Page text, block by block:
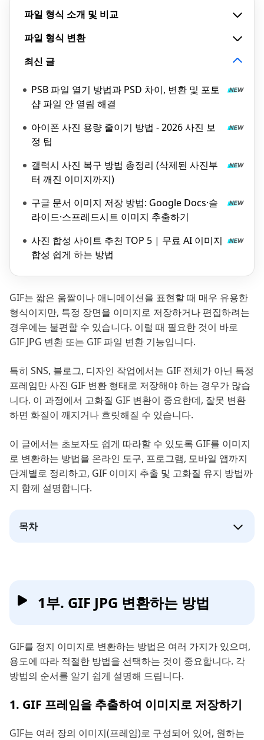
파일 형식 소개 및 비교
파일 형식 변환
최신 글
PSB 파일 열기 방법과 PSD 차이, 변환 및 포토
샵 파일 안 열림 해결
아이폰 사진 용량 줄이기 방법 - 2026 사진 보
정 팁
갤럭시 사진 복구 방법 총정리 (삭제된 사진부
터 깨진 이미지까지)
구글 문서 이미지 저장 방법: Google Docs·슬
라이드·스프레드시트 이미지 추출하기
사진 합성 사이트 추천 TOP 5 | 무료 AI 이미지
합성 쉽게 하는 방법
GIF는 짧은 움짤이나 애니메이션을 표현할 때 매우 유용한
형식이지만, 특정 장면을 이미지로 저장하거나 편집하려는
경우에는 불편할 수 있습니다. 이럴 때 필요한 것이 바로
GIF JPG 변환 또는 GIF 파일 변환 기능입니다.
특히 SNS, 블로그, 디자인 작업에서는 GIF 전체가 아닌 특정
프레임만 사진 GIF 변환 형태로 저장해야 하는 경우가 많습
니다. 이 과정에서 고화질 GIF 변환이 중요한데, 잘못 변환
하면 화질이 깨지거나 흐릿해질 수 있습니다.
이 글에서는 초보자도 쉽게 따라할 수 있도록 GIF를 이미지
로 변환하는 방법을 온라인 도구, 프로그램, 모바일 앱까지
단계별로 정리하고, GIF 이미지 추출 및 고화질 유지 방법까
지 함께 설명합니다.
목차
1부. GIF JPG 변환하는 방법
GIF를 정지 이미지로 변환하는 방법은 여러 가지가 있으며,
용도에 따라 적절한 방법을 선택하는 것이 중요합니다. 각
방법의 순서를 알기 쉽게 설명해 드립니다.
1. GIF 프레임을 추출하여 이미지로 저장하기
GIF는 여러 장의 이미지(프레임)로 구성되어 있어, 원하는